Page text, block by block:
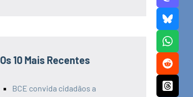
Os 10 Mais Recentes
BCE convida cidadãos a